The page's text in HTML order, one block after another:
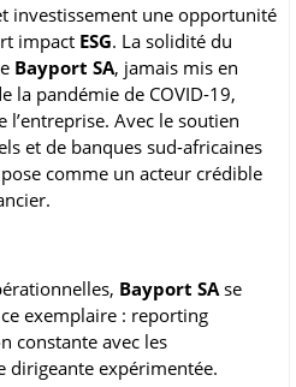
investissement une opportunité
impact ESG. La solidité du
Bayport SA, jamais mis en
la pandémie de COVID-19,
Avec le soutien
et de banques sud-africaines
comme un acteur crédible
Bayport SA se
exemplaire : reporting
constante avec les
dirigeante expérimentée.